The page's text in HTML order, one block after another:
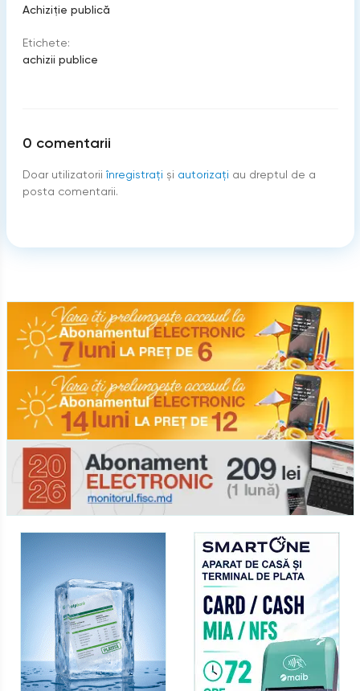
Achiziţie publică
Etichete:
achizii publice
0 comentarii
Doar utilizatorii înregistraţi şi autorizați au dreptul de a
posta comentarii.